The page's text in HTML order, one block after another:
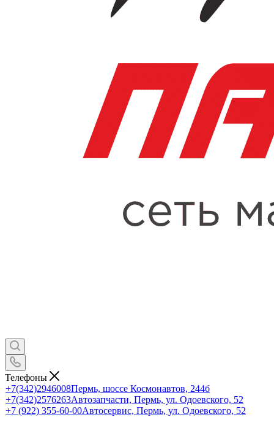
Телефоны
+7(342)2946008Пермь, шоссе Космонавтов, 244б
+7(342)2576263Автозапчасти, Пермь, ул. Одоевского, 52
+7 (922) 355-60-00Автосервис, Пермь, ул. Одоевского, 52